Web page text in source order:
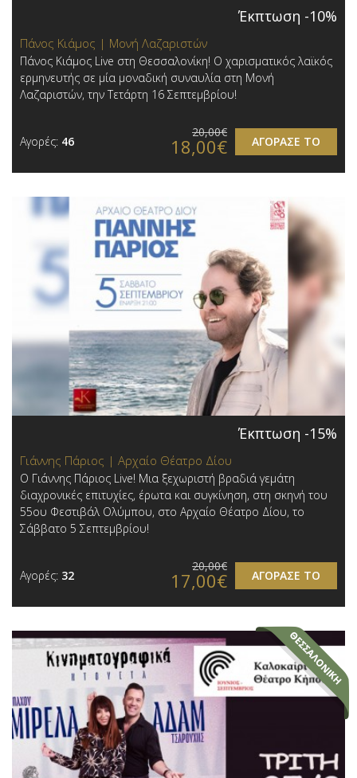
Έκπτωση -10%
Πάνος Κιάμος | Μονή Λαζαριστών
Πάνος Κιάμος Live στη Θεσσαλονίκη! Ο χαρισματικός λαϊκός
ερμηνευτής σε μία μοναδική συναυλία στη Μονή
Λαζαριστών, την Τετάρτη 16 Σεπτεμβρίου!
Αγορές: 46 ΑΓΟΡΑΣΕ ΤΟ
20,00€
18,00€
Έκπτωση -15%
Γιάννης Πάριος | Αρχαίο Θέατρο Δίου
Ο Γιάννης Πάριος Live! Μια ξεχωριστή βραδιά γεμάτη
διαχρονικές επιτυχίες, έρωτα και συγκίνηση, στη σκηνή του
55ου Φεστιβάλ Ολύμπου, στο Αρχαίο Θέατρο Δίου, το
Σάββατο 5 Σεπτεμβρίου!
Αγορές: 32 ΑΓΟΡΑΣΕ ΤΟ
20,00€
17,00€